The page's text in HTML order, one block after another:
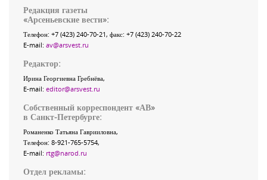
Редакция газеты
«Арсеньевские вести»:
Телефон: +7 (423) 240-70-21, факс: +7 (423) 240-70-22
E-mail: av@arsvest.ru
Редактор:
Ирина Георгиевна Гребнёва,
E-mail: editor@arsvest.ru
Собственный корреспондент «АВ»
в Санкт-Петербурге:
Романенко Татьяна Гаврииловна,
Телефон: 8-921-765-5754,
E-mail: rtg@narod.ru
Отдел рекламы: